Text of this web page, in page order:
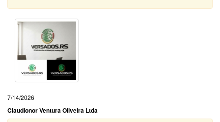
7/14/2026
Claudionor Ventura Oliveira Ltda